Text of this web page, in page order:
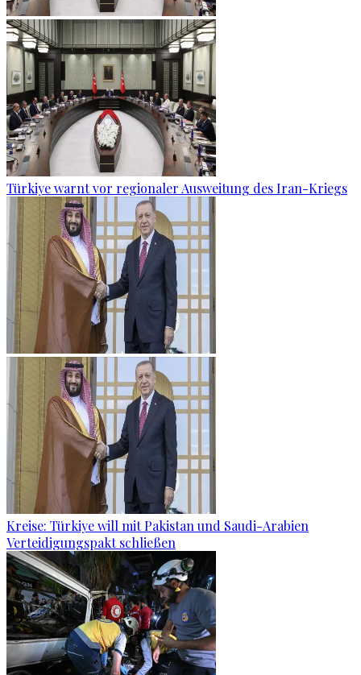
Türkiye warnt vor regionaler Ausweitung des Iran-Kriegs
Kreise: Türkiye will mit Pakistan und Saudi-Arabien
Verteidigungspakt schließen